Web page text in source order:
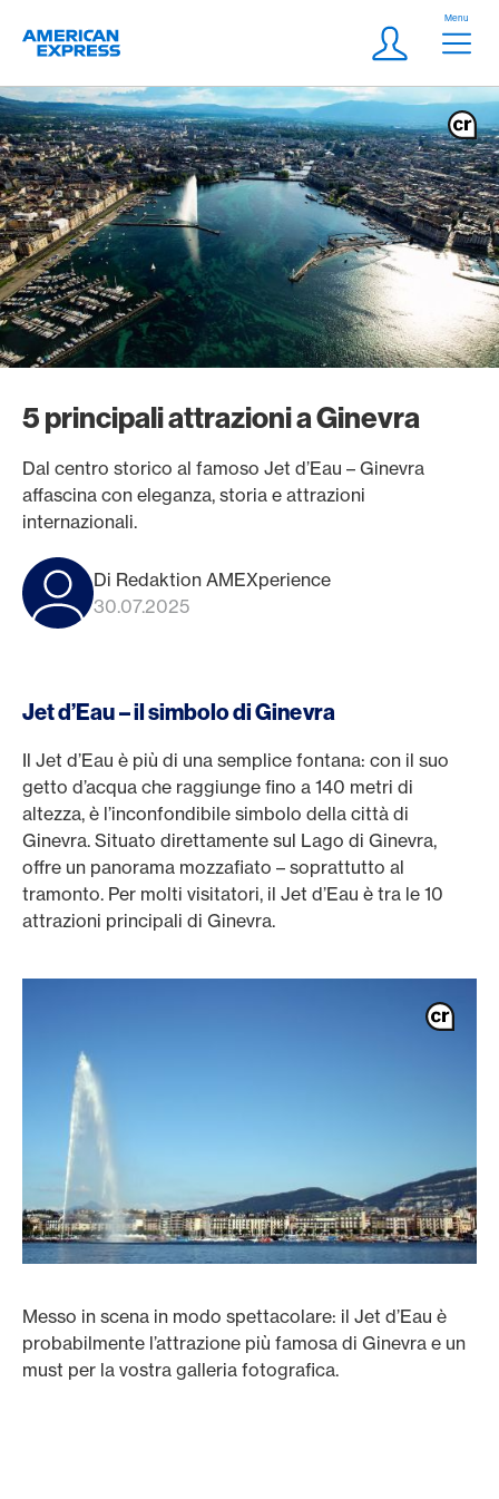
Logo
Meta
Login
Menu
5 principali attrazioni a Ginevra
Dal centro storico al famoso Jet d’Eau – Ginevra
affascina con eleganza, storia e attrazioni
internazionali.
Di Redaktion AMEXperience
30.07.2025
Jet d’Eau – il simbolo di Ginevra
Il Jet d’Eau è più di una semplice fontana: con il suo
getto d’acqua che raggiunge fino a 140 metri di
altezza, è l’inconfondibile simbolo della città di
Ginevra. Situato direttamente sul Lago di Ginevra,
offre un panorama mozzafiato – soprattutto al
tramonto. Per molti visitatori, il Jet d’Eau è tra le 10
attrazioni principali di Ginevra.
Messo in scena in modo spettacolare: il Jet d’Eau è
probabilmente l’attrazione più famosa di Ginevra e un
must per la vostra galleria fotografica.